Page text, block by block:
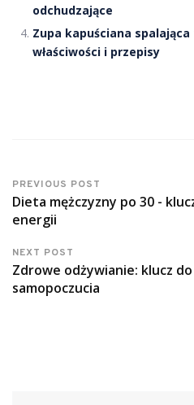
odchudzające
Zupa kapuściana
właściwości i przepisy
PREVIOUS POST
Dieta mężczyzny po 30 -
energii
NEXT POST
Zdrowe odżywianie: klucz
samopoczucia